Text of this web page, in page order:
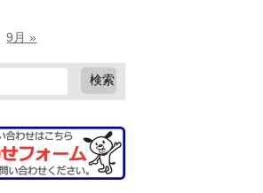
9月 »